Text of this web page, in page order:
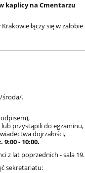
kaplicy na Cmentarzu
łączy się w żałobie
środa/.
przystąpili do egzaminu,
dojrzałości,
9:00 - 10:00.
z lat poprzednich - sala 19.
sekretariatu: